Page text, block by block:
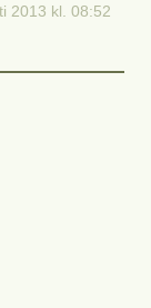
2013 kl. 08:52